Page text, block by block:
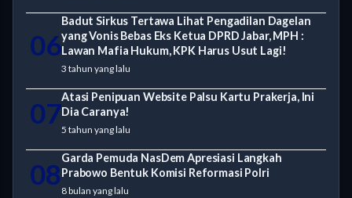
06
Badut Sirkus Tertawa Lihat Pengadilan Dagelan
yang Vonis Bebas Eks Ketua DPRD Jabar, MPH :
Lawan Mafia Hukum, KPK Harus Usut Lagi!
3 tahun yang lalu
07Atasi Penipuan Website Palsu Kartu Prakerja, Ini
Dia Caranya!
5 tahun yang lalu
08Garda Pemuda NasDem Apresiasi Langkah
Prabowo Bentuk Komisi Reformasi Polri
8 bulan yang lalu